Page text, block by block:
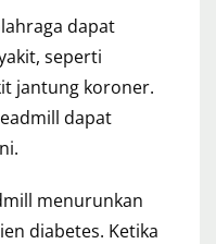
dapat
seperti
jantung koroner.
dapat
menurunkan
diabetes. Ketika